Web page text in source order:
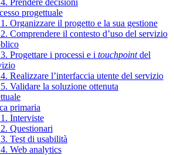
Prendere decisioni
progettuale
Organizzare il progetto e la sua gestione
Comprendere il contesto d’uso del servizio
Progettare i processi e i touchpointdel
Realizzare l’interfaccia utente del servizio
Validare la soluzione ottenuta
primaria
Interviste
Questionari
Test di usabilità
Web analytics